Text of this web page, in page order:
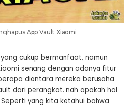
App Vault Xiaomi
cukup bermanfaat, namun
senang dengan adanya fitur
diantara mereka berusaha
dari perangkat. nah apakah hal
yang kita ketahui bahwa